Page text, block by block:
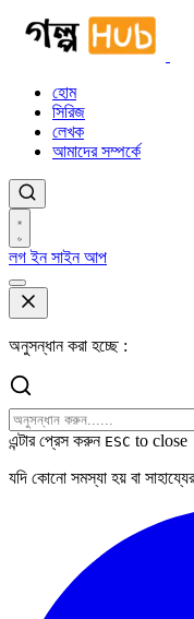
হোম
সিরিজ
লেখক
আমাদের সম্পর্কে
লগ ইনসাইন আপ
অনুসন্ধান করা হচ্ছে :
এন্টার প্রেস করুন ESC to close
যদি কোনো সমস্যা হয় বা